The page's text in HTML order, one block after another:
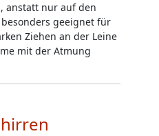
anstatt nur auf den
besonders geeignet für
Ziehen an der Leine
mit der Atmung